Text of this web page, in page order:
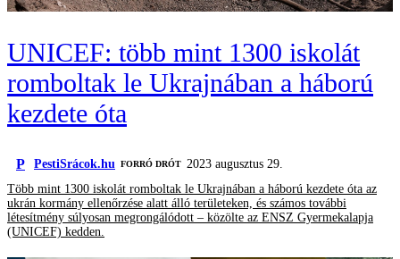
UNICEF: több mint 1300 iskolát
romboltak le Ukrajnában a háború
kezdete óta
P PestiSrácok.hu FORRÓ DRÓT
2023 augusztus 29.
Több mint 1300 iskolát romboltak le Ukrajnában a háború kezdete óta az
ukrán kormány ellenőrzése alatt álló területeken, és számos további
létesítmény súlyosan megrongálódott – közölte az ENSZ Gyermekalapja
(UNICEF) kedden.